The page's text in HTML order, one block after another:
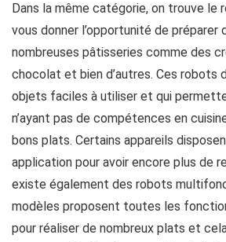
Dans la même catégorie, on trouve le
vous donner l’opportunité de préparer
nombreuses pâtisseries comme des
chocolat et bien d’autres. Ces robots
objets faciles à utiliser et qui
n’ayant pas de compétences en
bons plats. Certains appareils
application pour avoir encore plus de
existe également des robots
modèles proposent toutes les
pour réaliser de nombreux plats et